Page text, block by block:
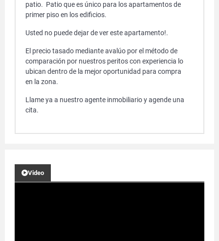
patio. Patio que es único para los apartamentos de
primer piso en los edificios.
Usted no puede dejar de ver este apartamento!.
El precio tasado mediante avalúo por el método de
comparación por nuestros peritos con experiencia lo
ubican dentro de la mejor oportunidad para compra
en la zona.
Llame ya a nuestro agente inmobiliario y agende una
cita.
Video